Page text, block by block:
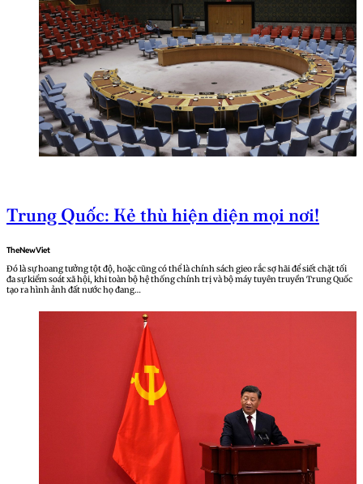
Trung Quốc: Kẻ thù hiện diện mọi nơi!
TheNewViet
Đó là sự hoang tưởng tột độ, hoặc cũng có thể là chính sách gieo rắc sợ hãi để siết chặt tối
đa sự kiểm soát xã hội, khi toàn bộ hệ thống chính trị và bộ máy tuyên truyền Trung Quốc
tạo ra hình ảnh đất nước họ đang…